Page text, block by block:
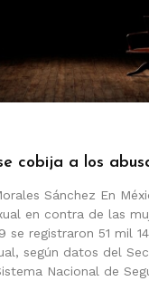
cobija a los
Sánchez En
en contra de las
se registraron 51 mil
según datos del
Nacional de